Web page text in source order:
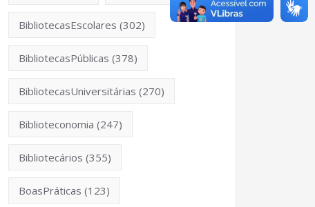
BibliotecasEscolares (302)
BibliotecasPúblicas (378)
BibliotecasUniversitárias (270)
Biblioteconomia (247)
Bibliotecários (355)
BoasPráticas (123)